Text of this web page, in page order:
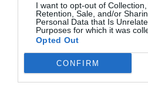
I want to opt-out of Collection,
Retention, Sale, and/or
Personal Data that Is
Purposes for which it was
Opted Out
CONFIRM